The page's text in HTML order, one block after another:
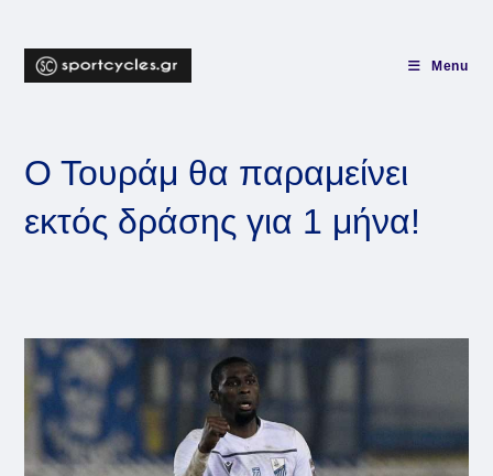
content
Menu
Ο Τουράμ θα παραμείνει
εκτός δράσης για 1 μήνα!